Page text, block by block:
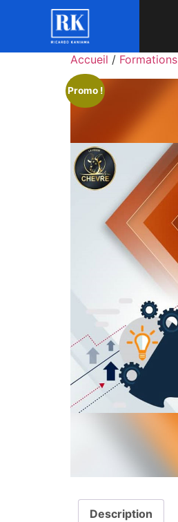
Accueil / Formations
Promo !
Description